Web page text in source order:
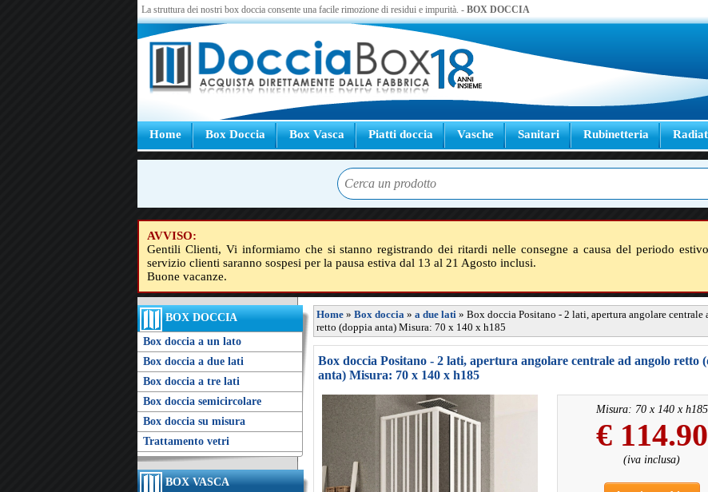
La struttura dei nostri box doccia consente una facile rimozione di residui e impurità. - BOX DOCCIA
Home Box Doccia Box Vasca Piatti doccia Vasche Sanitari Rubinetteria
AVVISO:
Gentili Clienti, Vi informiamo che si stanno registrando dei ritardi nelle consegne a causa del periodo
servizio clienti saranno sospesi per la pausa estiva dal 13 al 21 Agosto inclusi.
Buone vacanze.
BOX DOCCIA
Box doccia a un lato
Box doccia a due lati
Box doccia a tre lati
Box doccia semicircolare
Box doccia su misura
Trattamento vetri
BOX VASCA
Home » Box doccia » a due lati » Box doccia Positano - 2 lati, apertura angolare centrale
retto (doppia anta) Misura: 70 x 140 x h185
Box doccia Positano - 2 lati, apertura angolare centrale ad angolo retto
anta) Misura: 70 x 140 x h185
Misura: 70 x 140 x h185
€ 114.90
(iva inclusa)